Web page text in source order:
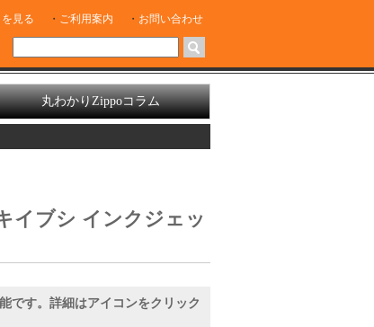
見る ご利用案内 お問い合わせ
丸わかりZippoコラム
イブシ インクジェッ
です。詳細はアイコンをクリック